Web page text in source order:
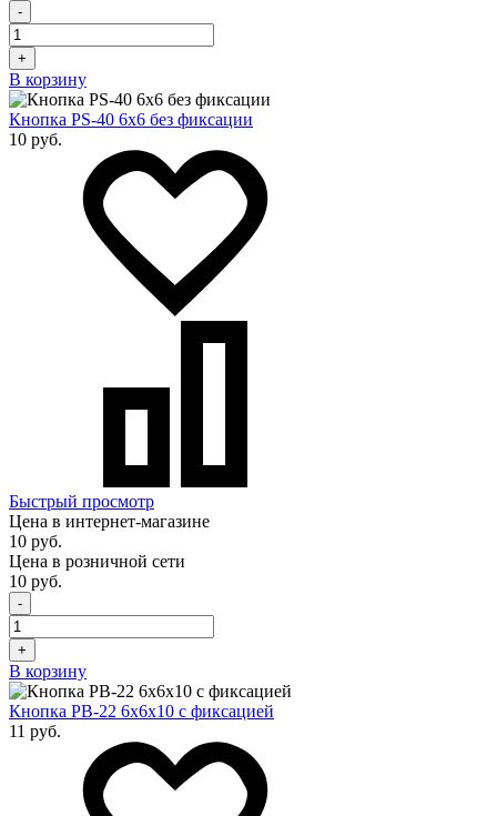
-
+
В корзину
Кнопка PS-40 6х6 без фиксации
10 руб.
Быстрый просмотр
Цена в интернет-магазине
10 руб.
Цена в розничной сети
10 руб.
-
+
В корзину
Кнопка PB-22 6х6x10 с фиксацией
11 руб.